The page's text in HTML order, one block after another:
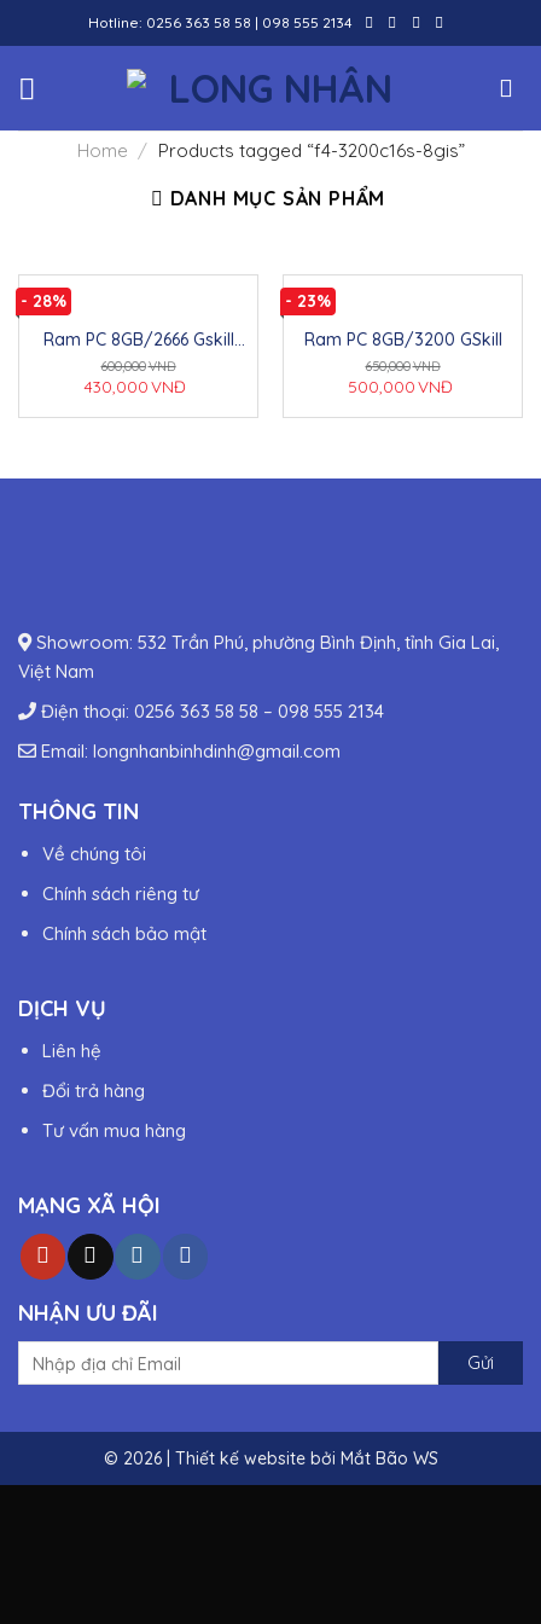
to
content
Hotline: 0256 363 58 58 | 098 555 2134
Home / Products tagged “f4-3200c16s-8gis”
DANH MỤC SẢN PHẨM
- 28%
Ram PC 8GB/2666 Gskill
(box)
600,000VNĐ
430,000 VNĐ
- 23%
Ram PC 8GB/3200 GSkill
650,000VNĐ
500,000VNĐ
Showroom: 532 Trần Phú, phường Bình Định, tỉnh Gia Lai,
Việt Nam
Điện thoại: 0256 363 58 58 – 098 555 2134
Email: longnhanbinhdinh@gmail.com
THÔNG TIN
Về chúng tôi
Chính sách riêng tư
Chính sách bảo mật
DỊCH VỤ
Liên hệ
Đổi trả hàng
Tư vấn mua hàng
MẠNG XÃ HỘI
NHẬN ƯU ĐÃI
© 2026 | Thiết kế website bởi Mắt Bão WS